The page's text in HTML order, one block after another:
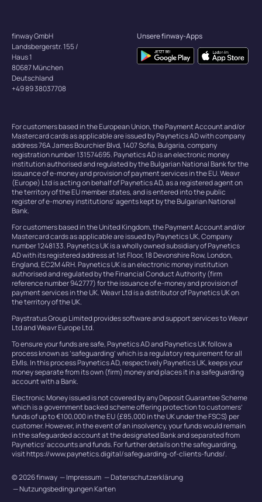
finway GmbH
Landsbergerstr. 155 /
Haus 1
80687 München
Deutschland
+49 89 38037708
Unsere finway-Apps
For customers based in the European Union, the Payment Account and/or
Mastercard cards as applicable are issued by Paynetics AD with company
address 76A James Bourchier Blvd, 1407 Sofia, Bulgaria, company
registration number 131574695. Paynetics AD is an electronic money
institution authorised and regulated by the Bulgarian National Bank for the
issuance of e-money and provision of payment services in the EU. Weavr
(Europe) Ltd is acting on behalf of Paynetics AD, as a registered agent on
the territory of the EU member states, and is entered into the public
register of e-money institutions’ agents kept by the Bulgarian National
Bank.
For customers based in the United Kingdom, the Payment Account and/or
Mastercard cards as applicable are issued by Paynetics UK, Company
number 1248133. Paynetics UK is a wholly owned subsidiary of Paynetics
AD with its registered address at 1st Floor, 18 Devonshire Row, London,
England, EC2M 4RH. Paynetics UK is an electronic money institution
authorised and regulated by the Financial Conduct Authority (firm
reference number 942777) for the issuance of e-money and provision of
payment services in the UK. Weavr Ltd is a distributor of Paynetics UK on
the territory of the UK.
Paystratus Group Limited provides software and support services to Weavr
Ltd and Weavr Europe Ltd.
To ensure your funds are safe, Paynetics AD and Paynetics UK follow a
process known as ‘safeguarding’ which is a regulatory requirement for all
EMIs. In this process Paynetics AD, respectively Paynetics UK, keeps your
money separate from its own (firm) money and places it in a safeguarding
account with a Bank.
Electronic Money issued is not covered by any Deposit Guarantee Scheme
which is a government backed scheme offering protection to customers’
funds of up to €100,000 in the EU (£85,000 in the UK under the FSCS) per
customer. However, in the event of an insolvency, your funds would remain
in the safeguarded account at the designated Bank and separated from
Paynetics’ accounts and funds. For further details on the safeguarding,
visit https://www.paynetics.digital/safeguarding-of-clients-funds/.
© 2026 finway Impressum
Datenschutzerklärung
Nutzungsbedingungen Karten